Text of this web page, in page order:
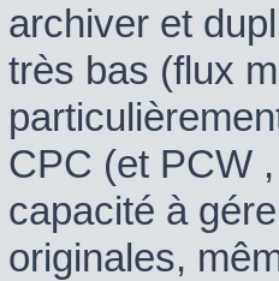
archiver et
très bas (flux
CPC (et PCW
capacité à
originales,